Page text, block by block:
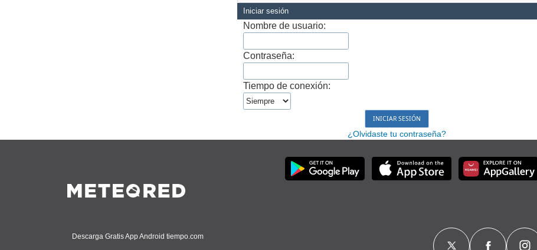
Iniciar sesión
Nombre de usuario:
Contraseña:
Tiempo de conexión:
¿Olvidaste tu contraseña?
Descarga Gratis App Android tiempo.com